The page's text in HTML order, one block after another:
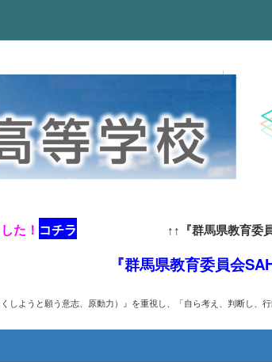
た！ コチラ ↑↑『群馬県教育委
『群馬県教育委員会
くしようと願う意志、原動力）』を重視し、 「自ら考え、判断し、